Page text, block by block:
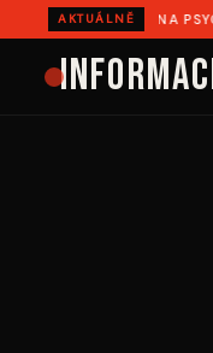
AKTUÁLNĚ
ZEMŘEL NA PSYCHIATRII